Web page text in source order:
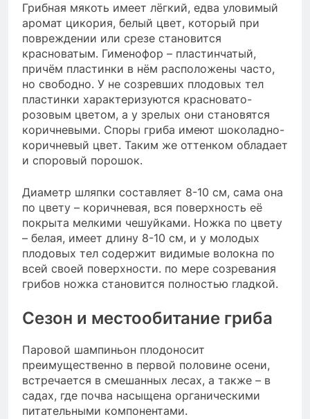
Грибная мякоть имеет лёгкий, едва уловимый
аромат цикория, белый цвет, который при
повреждении или срезе становится
красноватым. Гименофор – пластинчатый,
причём пластинки в нём расположены часто,
но свободно. У не созревших плодовых тел
пластинки характеризуются красновато-
розовым цветом, а у зрелых они становятся
коричневыми. Споры гриба имеют шоколадно-
коричневый цвет. Таким же оттенком обладает
и споровый порошок.
Диаметр шляпки составляет 8-10 см, сама она
по цвету – коричневая, вся поверхность её
покрыта мелкими чешуйками. Ножка по цвету
– белая, имеет длину 8-10 см, и у молодых
плодовых тел содержит видимые волокна по
всей своей поверхности. по мере созревания
грибов ножка становится полностью гладкой.
Сезон и местообитание гриба
Паровой шампиньон плодоносит
преимущественно в первой половине осени,
встречается в смешанных лесах, а также – в
садах, где почва насыщена органическими
питательными компонентами.